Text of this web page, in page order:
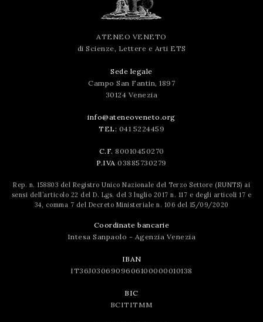
ATENEO VENETO
di Scienze, Lettere e Arti ETS
Sede legale
Campo San Fantin, 1897
30124 Venezia
info@ateneoveneto.org
TEL: 041 5224459
C.F. 80010450270
P.IVA 03885730279
Rep. n. 158803 del Registro Unico Nazionale del Terzo Settore (RUNTS) ai
sensi dell’articolo 22 del D. Lgs. del 3 luglio 2017 n. 117 e degli articoli 17 e
34, comma 7 del Decreto Ministeriale n. 106 del 15/09/2020
Coordinate bancarie
Intesa Sanpaolo - Agenzia Venezia
IBAN
IT36J0306909606100000010138
BIC
BCITITMM